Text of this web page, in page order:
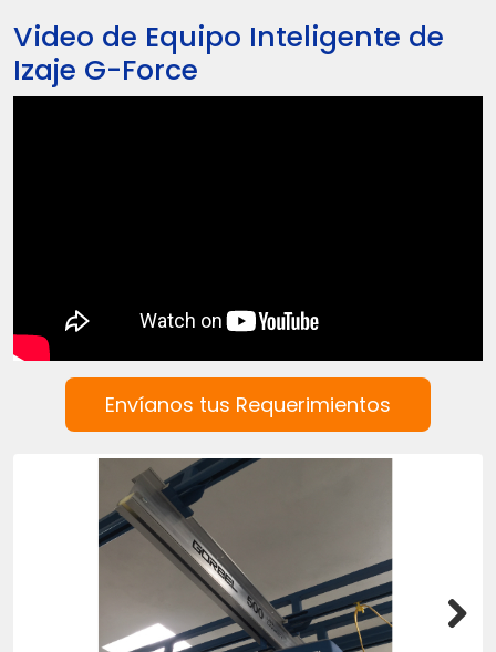
Video de Equipo Inteligente de
Izaje G-Force
Envíanos tus Requerimientos